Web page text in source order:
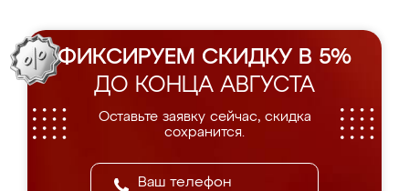
ФИКСИРУЕМ СКИДКУ В 5%
ДО КОНЦА АВГУСТА
Оставьте заявку сейчас, скидка
сохранится.